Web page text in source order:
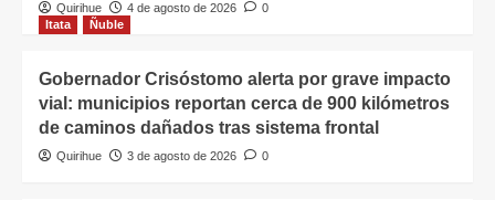
Quirihue 4 de agosto de 2026
0
Itata
Ñuble
Gobernador Crisóstomo alerta por grave impacto
vial: municipios reportan cerca de 900 kilómetros
de caminos dañados tras sistema frontal
Quirihue 3 de agosto de 2026 0